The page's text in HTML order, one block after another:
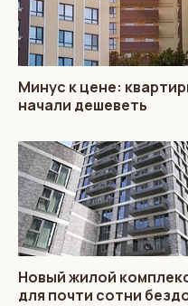
Минус к цене:
начали дешеветь
Новый жилой
для почти сотни